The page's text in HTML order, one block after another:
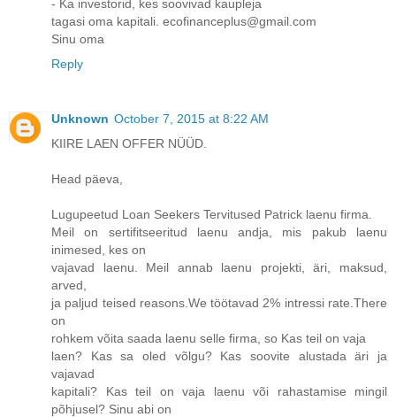
- Ka investorid, kes soovivad kaupleja
tagasi oma kapitali. ecofinanceplus@gmail.com
Sinu oma
Reply
Unknown October 7, 2015 at 8:22 AM
KIIRE LAEN OFFER NÜÜD.
Head päeva,
Lugupeetud Loan Seekers Tervitused Patrick laenu firma.
Meil on sertifitseeritud laenu andja, mis pakub laenu
inimesed, kes on
vajavad laenu. Meil annab laenu projekti, äri, maksud,
arved,
ja paljud teised reasons.We töötavad 2% intressi rate.There
on
rohkem võita saada laenu selle firma, so Kas teil on vaja
laen? Kas sa oled võlgu? Kas soovite alustada äri ja
vajavad
kapitali? Kas teil on vaja laenu või rahastamise mingil
põhjusel? Sinu abi on